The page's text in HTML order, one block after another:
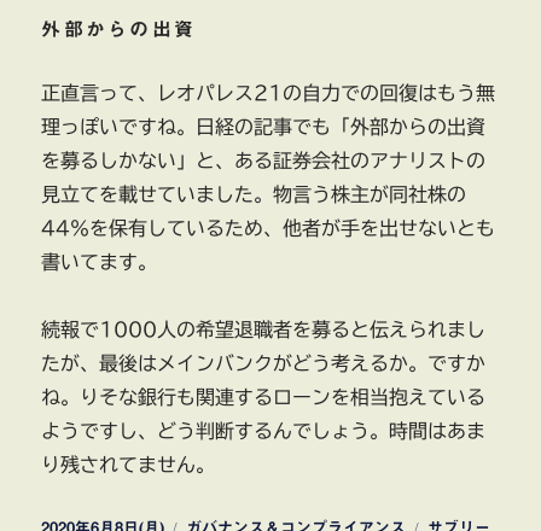
外部からの出資
正直言って、レオパレス21の自力での回復はもう無
理っぽいですね。日経の記事でも「外部からの出資
を募るしかない」と、ある証券会社のアナリストの
見立てを載せていました。物言う株主が同社株の
44％を保有しているため、他者が手を出せないとも
書いてます。
続報で1000人の希望退職者を募ると伝えられまし
たが、最後はメインバンクがどう考えるか。ですか
ね。りそな銀行も関連するローンを相当抱えている
ようですし、どう判断するんでしょう。時間はあま
り残されてません。
投
カ
タ